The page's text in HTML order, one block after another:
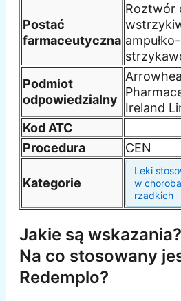
Postać
farmaceutyczna
Roztwór
ampułko-
Podmiot
odpowiedzialny
Ireland
Kod ATC
Procedura
CEN
Kategorie
Leki
w
rzadkich
Jakie są wskazania?
Na co stosowany
Redemplo?